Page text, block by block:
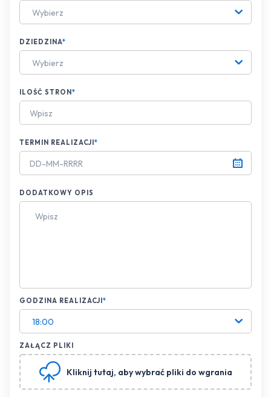
Wybierz
DZIEDZINA*
Wybierz
ILOŚĆ STRON*
TERMIN REALIZACJI *
DODATKOWY OPIS
GODZINA REALIZACJI *
18:00
ZAŁĄCZ PLIKI
Kliknij tutaj, aby wybrać pliki do wgrania